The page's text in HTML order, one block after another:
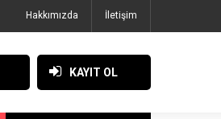
Hakkımızda İletişim
KAYIT OL